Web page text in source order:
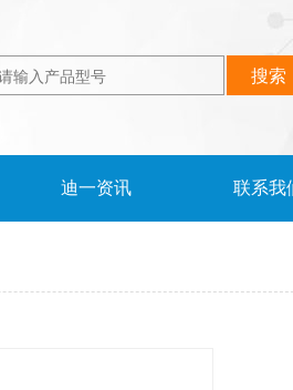
迪一资讯 联系我